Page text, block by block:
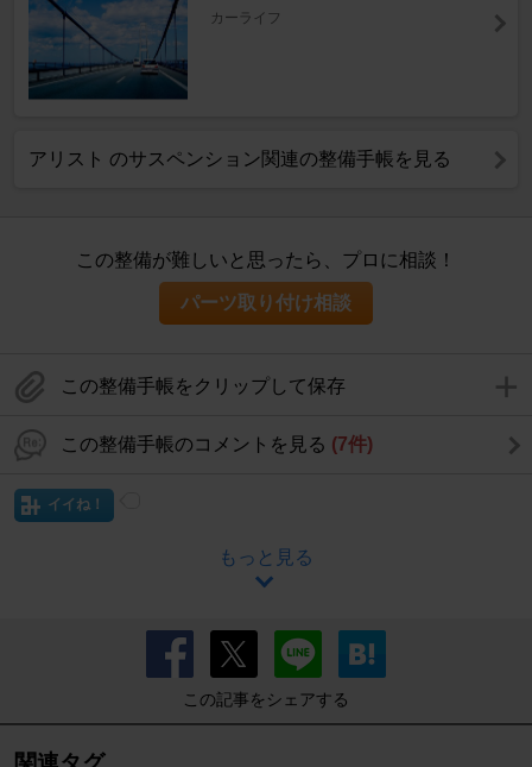
カーライフ
アリスト のサスペンション関連の整備手帳を見る
この整備が難しいと思ったら、プロに相談！
パーツ取り付け相談
この整備手帳をクリップして保存
この整備手帳のコメントを見る (7件)
イイね！
もっと見る
この記事をシェアする